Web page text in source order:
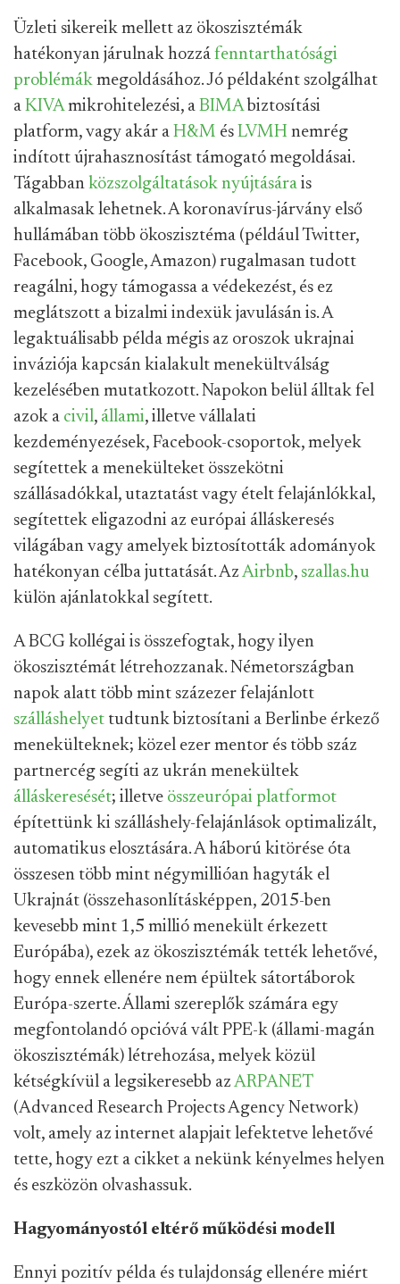
Üzleti sikereik mellett az ökoszisztémák
hatékonyan járulnak hozzá fenntarthatósági
problémák megoldásához. Jó példaként szolgálhat
a KIVAmikrohitelezési, a BIMAbiztosítási
platform, vagy akár a H&M és LVMH nemrég
indított újrahasznosítást támogató megoldásai.
Tágabban közszolgáltatások nyújtására is
alkalmasak lehetnek. A koronavírus-járvány első
hullámában több ökoszisztéma (például Twitter,
Facebook, Google, Amazon) rugalmasan tudott
reagálni, hogy támogassa a védekezést, és ez
meglátszott a bizalmi indexük javulásán is. A
legaktuálisabb példa mégis az oroszok ukrajnai
inváziója kapcsán kialakult menekültválság
kezelésében mutatkozott. Napokon belül álltak fel
azok a civil, állami, illetve vállalati
kezdeményezések, Facebook-csoportok, melyek
segítettek a menekülteket összekötni
szállásadókkal, utaztatást vagy ételt felajánlókkal,
segítettek eligazodni az európai álláskeresés
világában vagy amelyek biztosították adományok
hatékonyan célba juttatását. Az Airbnb, szallas.hu
külön ajánlatokkal segített.
A BCG kollégai is összefogtak, hogy ilyen
ökoszisztémát létrehozzanak. Németországban
napok alatt több mint százezer felajánlott
szálláshelyet tudtunk biztosítani a Berlinbe érkező
menekülteknek; közel ezer mentor és több száz
partnercég segíti az ukrán menekültek
álláskeresését; illetve összeurópai platformot
építettünk ki szálláshely-felajánlások optimalizált,
automatikus elosztására. A háború kitörése óta
összesen több mint négymillióan hagyták el
Ukrajnát (összehasonlításképpen, 2015-ben
kevesebb mint 1,5 millió menekült érkezett
Európába), ezek az ökoszisztémák tették lehetővé,
hogy ennek ellenére nem épültek sátortáborok
Európa-szerte. Állami szereplők számára egy
megfontolandó opcióvá vált PPE-k (állami-magán
ökoszisztémák) létrehozása, melyek közül
kétségkívül a legsikeresebb az ARPANET
(Advanced Research Projects Agency Network)
volt, amely az internet alapjait lefektetve lehetővé
tette, hogy ezt a cikket a nekünk kényelmes helyen
és eszközön olvashassuk.
Hagyományostól eltérő működési modell
Ennyi pozitív példa és tulajdonság ellenére miért